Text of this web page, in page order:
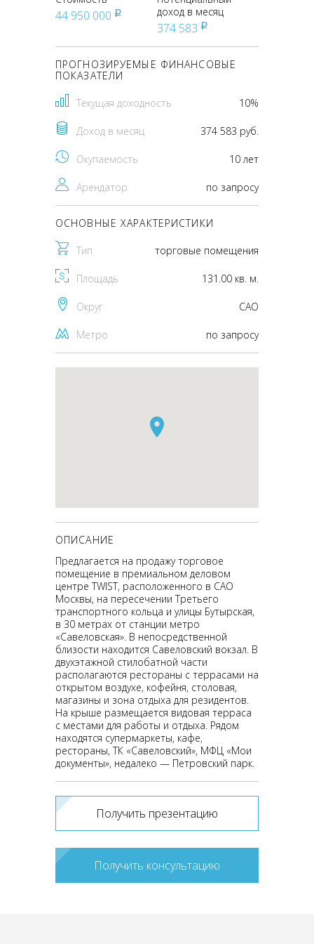
44 950 000 pуб
доход в месяц
374 583 pуб
ПРОГНОЗИРУЕМЫЕ ФИНАНСОВЫЕ
ПОКАЗАТЕЛИ
Текущая доходность 10%
Доход в месяц 374 583 руб.
Окупаемость 10 лет
Арендатор по запросу
ОСНОВНЫЕ ХАРАКТЕРИСТИКИ
Тип торговые помещения
Площадь 131.00 кв. м.
Округ CАО
Метро по запросу
ОПИСАНИЕ
Предлагается на продажу торговое
помещение в премиальном деловом
центре TWIST, расположенного в САО
Москвы, на пересечении Третьего
транспортного кольца и улицы Бутырская,
в 30 метрах от станции метро
«Савеловская». В непосредственной
близости находится Савеловский вокзал. В
двухэтажной стилобатной части
располагаются рестораны с террасами на
открытом воздухе, кофейня, столовая,
магазины и зона отдыха для резидентов.
На крыше размещается видовая терраса
с местами для работы и отдыха. Рядом
находятся супермаркеты, кафе,
рестораны, ТК «Савеловский», МФЦ «Мои
документы», недалеко — Петровский парк.
Получить презентацию
Получить консультацию